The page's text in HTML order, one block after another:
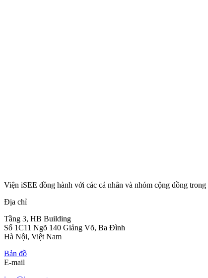
Viện iSEE đồng hành với các cá nhân và nhóm cộng đồng
Địa chỉ
Tầng 3, HB Building
Số 1C11 Ngõ 140 Giảng Võ, Ba Đình
Hà Nội, Việt Nam
Bản đồ
E-mail